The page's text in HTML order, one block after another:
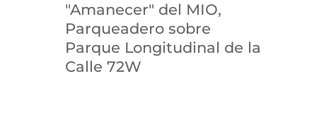
"Amanecer" del MIO,
Parqueadero sobre
Parque Longitudinal de la
Calle 72W